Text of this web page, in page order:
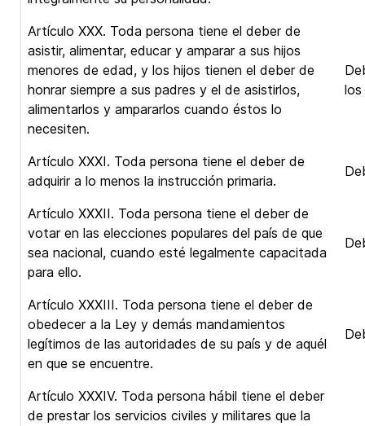
Artículo XXX. Toda persona tiene el deber de
asistir, alimentar, educar y amparar a sus hijos
menores de edad, y los hijos tienen el deber de
honrar siempre a sus padres y el de asistirlos,
alimentarlos y ampararlos cuando éstos lo
necesiten.
los
Artículo XXXI. Toda persona tiene el deber de
adquirir a lo menos la instrucción primaria.
Artículo XXXII. Toda persona tiene el deber de
votar en las elecciones populares del país de que
sea nacional, cuando esté legalmente capacitada
para ello.
Artículo XXXIII. Toda persona tiene el deber de
obedecer a la Ley y demás mandamientos
legítimos de las autoridades de su país y de aquél
en que se encuentre.
Artículo XXXIV. Toda persona hábil tiene el deber
de prestar los servicios civiles y militares que la